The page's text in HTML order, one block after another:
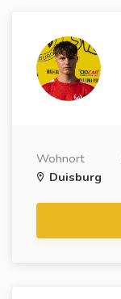
Wohnort
Duisburg